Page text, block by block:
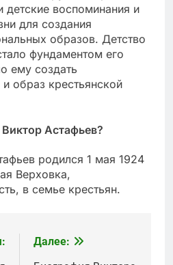
детские воспоминания и
для создания
образов. Детство
фундаментом его
ему создать
образ крестьянской
Астафьев?
родился 1 мая 1924
Верховка,
в семье крестьян.
Далее: